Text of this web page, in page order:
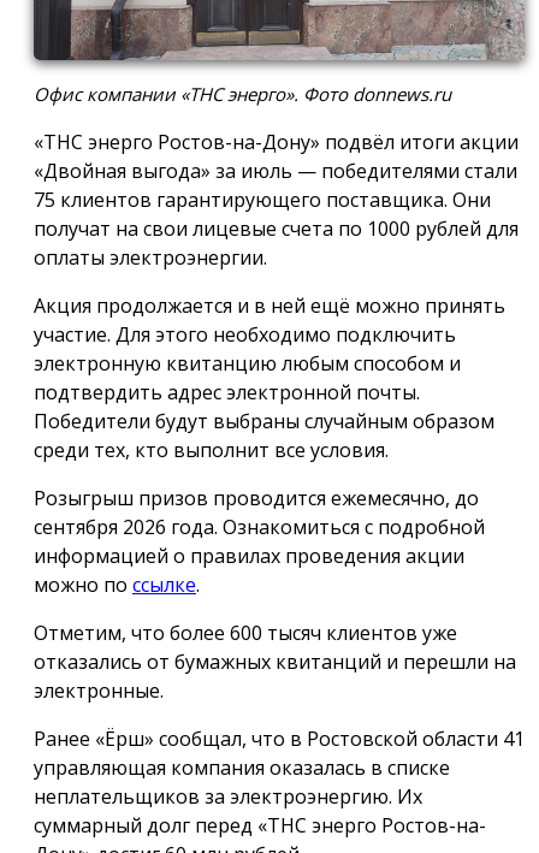
Офис компании «ТНС энерго». Фото donnews.ru
«ТНС энерго Ростов-на-Дону» подвёл итоги акции
«Двойная выгода» за июль — победителями стали
75 клиентов гарантирующего поставщика. Они
получат на свои лицевые счета по 1000 рублей для
оплаты электроэнергии.
Акция продолжается и в ней ещё можно принять
участие. Для этого необходимо подключить
электронную квитанцию любым способом и
подтвердить адрес электронной почты.
Победители будут выбраны случайным образом
среди тех, кто выполнит все условия.
Розыгрыш призов проводится ежемесячно, до
сентября 2026 года. Ознакомиться с подробной
информацией о правилах проведения акции
можно по ссылке.
Отметим, что более 600 тысяч клиентов уже
отказались от бумажных квитанций и перешли на
электронные.
Ранее «Ёрш» сообщал, что в Ростовской области 41
управляющая компания оказалась в списке
неплательщиков за электроэнергию. Их
суммарный долг перед «ТНС энерго Ростов-на-